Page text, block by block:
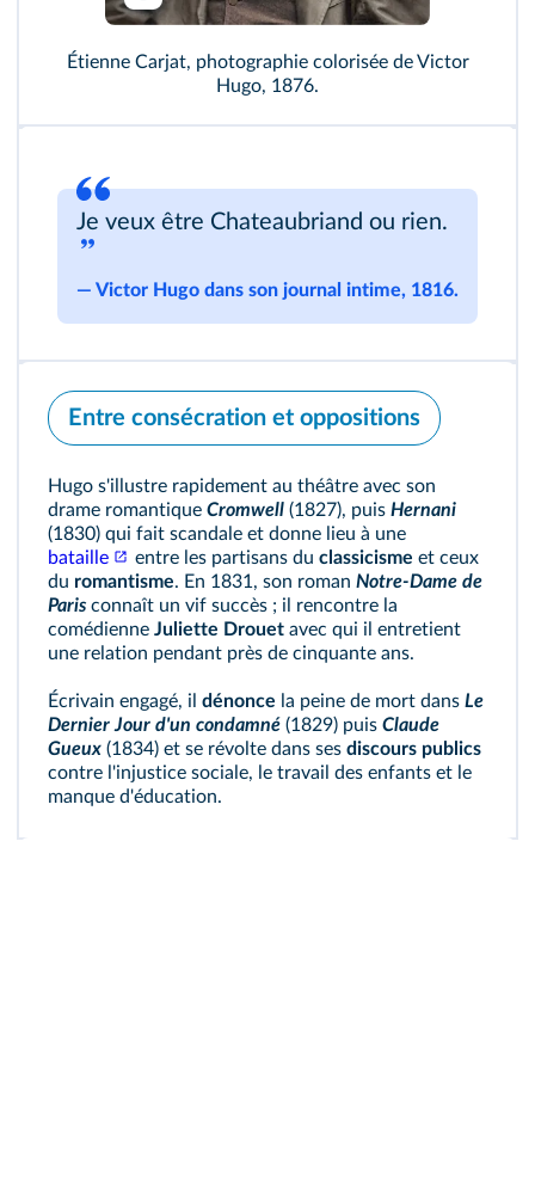
Étienne Carjat, photographie colorisée de Victor
Hugo, 1876.
Je veux être Chateaubriand ou rien.
― Victor Hugo dans son journal intime, 1816.
Entre consécration et oppositions
Hugo s'illustre rapidement au théâtre avec son
drame romantique Cromwell (1827), puis Hernani
(1830) qui fait scandale et donne lieu à une
bataille
entre les partisans du classicisme et ceux
du romantisme. En 1831, son roman Notre-Dame de
Paris connaît un vif succès ; il rencontre la
comédienne Juliette Drouet avec qui il entretient
une relation pendant près de cinquante ans.
Écrivain engagé, il dénonce la peine de mort dans Le
Dernier Jour d'un condamné (1829) puis Claude
Gueux (1834) et se révolte dans ses discours publics
contre l'injustice sociale, le travail des enfants et le
manque d'éducation.